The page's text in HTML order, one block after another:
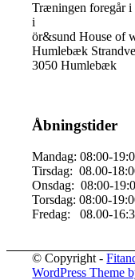
Træningen foregår
i
ör&sund House of
Humlebæk
3050 Humlebæk
Åbningstider
Mandag: 08:00-
Tirsdag: 08.00-
Onsdag: 08:00-
Torsdag: 08:00-
Fredag: 08.00-
© Copyright -
WordPress Theme